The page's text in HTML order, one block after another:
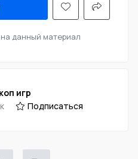
данный материал
игр
Подписаться